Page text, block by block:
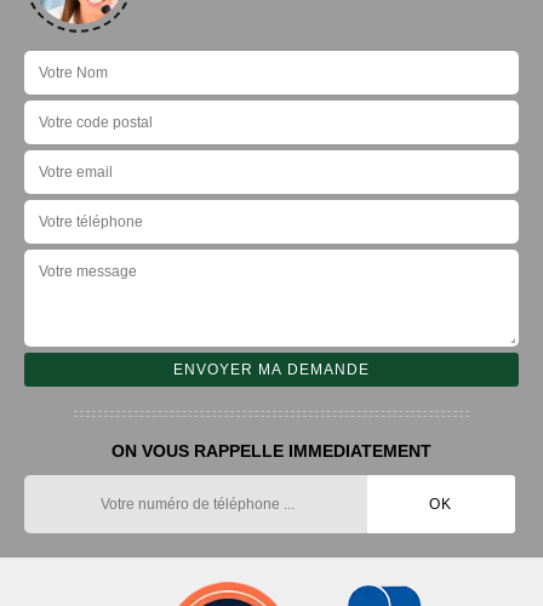
ON VOUS RAPPELLE IMMEDIATEMENT